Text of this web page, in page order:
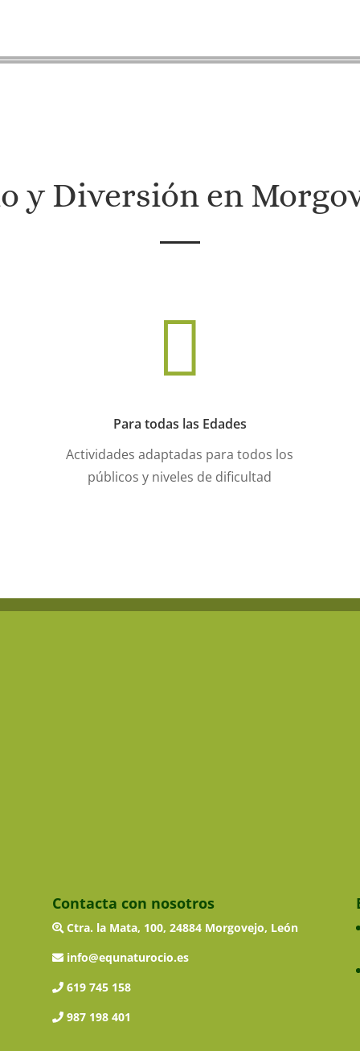
y Diversión en

Para todas las Edades
Actividades adaptadas para todos los
públicos y niveles de dificultad
Contacta con nosotros
Ctra. la Mata, 100, 24884 Morgovejo, León
info@equnaturocio.es
619 745 158
987 198 401